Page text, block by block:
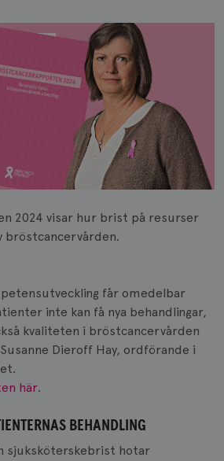
2024 visar hur brist på resurser
bröstcancervården.
får omedelbar
inte kan få nya behandlingar,
kvaliteten i bröstcancervården
Dieroff Hay, ordförande i
här.
BEHANDLING
sjuksköterskebrist hotar